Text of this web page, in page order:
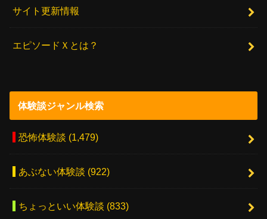
サイト更新情報
エピソードＸとは？
体験談ジャンル検索
恐怖体験談 (1,479)
あぶない体験談 (922)
ちょっといい体験談 (833)